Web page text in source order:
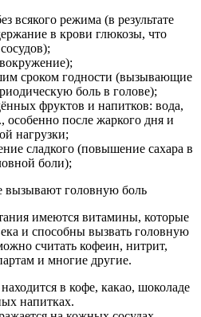
всякого режима (в результате
в крови глюкозы, что
сроком годности (вызывающие
боль в голове);
фруктов и напитков: вода,
особенно после жаркого дня и
нагрузки;
сладкого (повышение сахара в
боли);
вызывают головную боль
имеются витамины, которые
и способны вызвать головную
считать кофеин, нитрит,
и многие другие.
в кофе, какао, шоколаде
напитках.